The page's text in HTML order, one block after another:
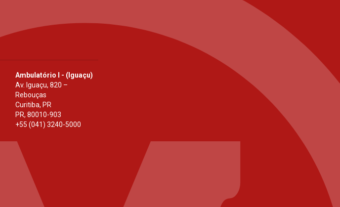
Ambulatório I - (Iguaçu)
Av. Iguaçu, 820 –
Rebouças
Curitiba, PR
PR, 80010-903
+55 (041) 3240-5000